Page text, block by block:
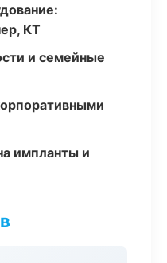
КТ
и семейные
импланты и